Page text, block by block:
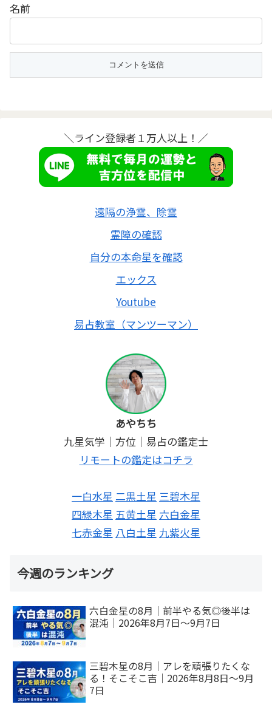
名前
＼ライン登録者１万人以上！／
遠隔の浄霊、除霊
霊障の確認
自分の本命星を確認
エックス
Youtube
易占教室（マンツーマン）
あやちち
九星気学｜方位｜易占の鑑定士
リモートの鑑定はコチラ
一白水星 二黒土星 三碧木星
四緑木星 五黄土星 六白金星
七赤金星 八白土星 九紫火星
今週のランキング
六白金星の8月｜前半やる気◎後半は
混沌｜2026年8月7日～9月7日
三碧木星の8月｜アレを頑張りたくな
る！そこそこ吉｜2026年8月8日～9月
7日